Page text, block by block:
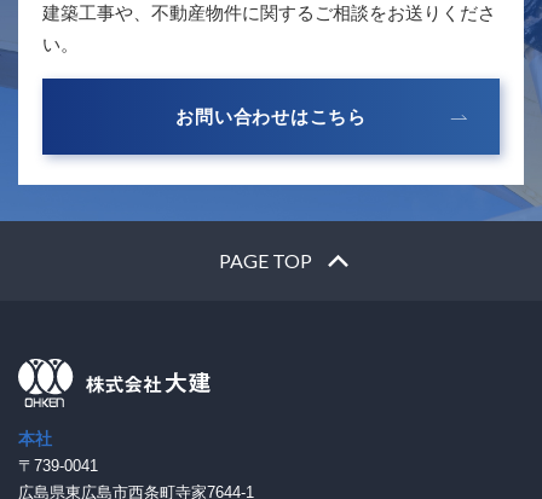
建築工事や、不動産物件に関するご相談をお送りくださ
い。
お問い合わせはこちら
PAGE TOP
本社
〒739-0041
広島県東広島市西条町寺家7644-1